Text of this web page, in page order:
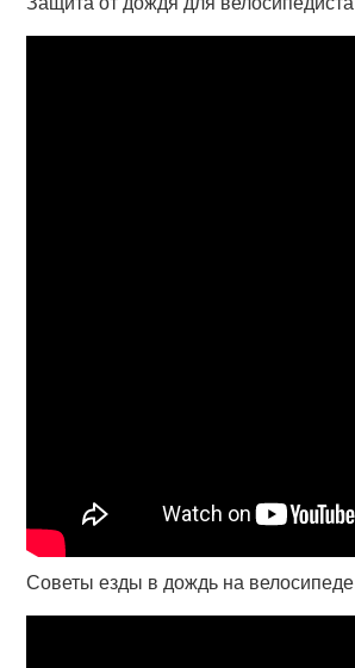
Советы езды в дождь на велосипеде